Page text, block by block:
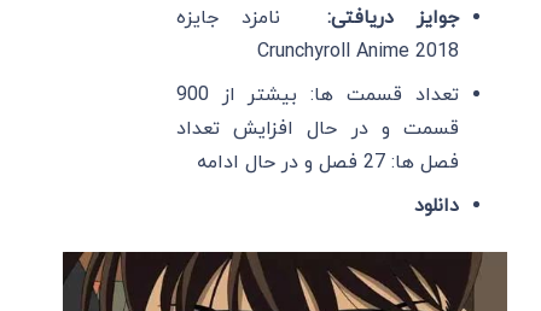
جوایز دریافتی: نامزد جایزه
Crunchyroll Anime 2018
تعداد قسمت ها: بیشتر از 900
قسمت و در حال افزایش تعداد
فصل ها: 27 فصل و در حال ادامه
دانلود